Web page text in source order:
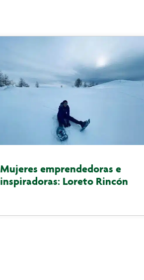
Mujeres emprendedoras e
inspiradoras: Loreto Rincón